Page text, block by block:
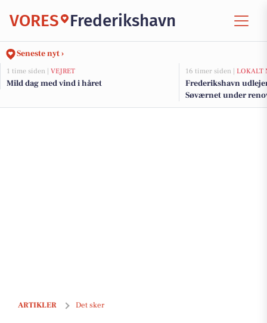
VORES Frederikshavn
Seneste nyt ›
1 time siden | VEJRET
Mild dag med vind i håret
16 timer siden | LOKALT
Frederikshavn
Søværnet under
ARTIKLER Det sker
Syng med til højskolesang i Sydbyens Aktivitetshus